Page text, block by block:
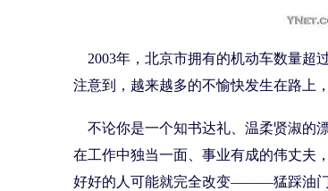
2003年，北京市拥有的机动车数量超
注意到，越来越多的不愉快发生在路上
不论你是一个知书达礼、温柔贤淑的
在工作中独当一面、事业有成的伟丈夫
好好的人可能就完全改变―――猛踩油门